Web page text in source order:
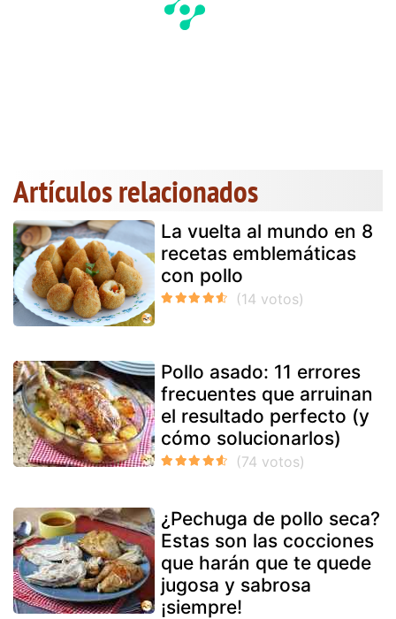
Artículos relacionados
La vuelta al mundo en 8
recetas emblemáticas
con pollo
Pollo asado: 11 errores
frecuentes que arruinan
el resultado perfecto (y
cómo solucionarlos)
¿Pechuga de pollo seca?
Estas son las cocciones
que harán que te quede
jugosa y sabrosa
¡siempre!